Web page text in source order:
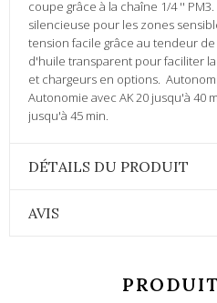
coupe grâce à la chaîne 1/4 ''
silencieuse pour les zones
tension facile grâce au tendeur
d'huile transparent pour faciliter
et chargeurs en options.
Autonomie avec AK 20 jusqu'à 40
jusqu'à 45 min.
DÉTAILS DU PRODUIT
AVIS